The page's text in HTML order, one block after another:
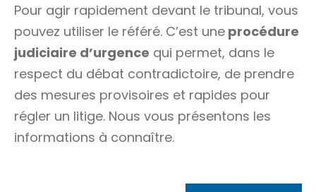
Pour agir rapidement devant le tribunal, vous
pouvez utiliser le référé. C’est une procédure
judiciaire d’urgence qui permet, dans le
respect du débat contradictoire, de prendre
des mesures provisoires et rapides pour
régler un litige. Nous vous présentons les
informations à connaître.